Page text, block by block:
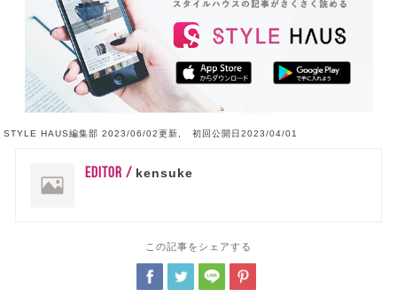
STYLE HAUS編集部 2023/06/02更新, 初回公開日2023/04/01
EDITOR / kensuke
この記事をシェアする